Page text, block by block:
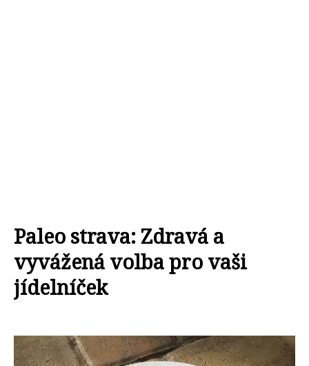
Paleo strava: Zdravá a
vyvážená volba pro vaši
jídelníček